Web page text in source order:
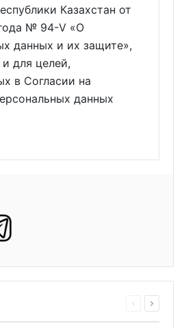
Казахстан от
№ 94-V «О
данных и их защите»,
для целей,
в Согласии на
данных